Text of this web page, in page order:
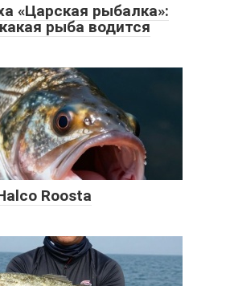
«Царская рыбалка»:
рыба водится
Roosta